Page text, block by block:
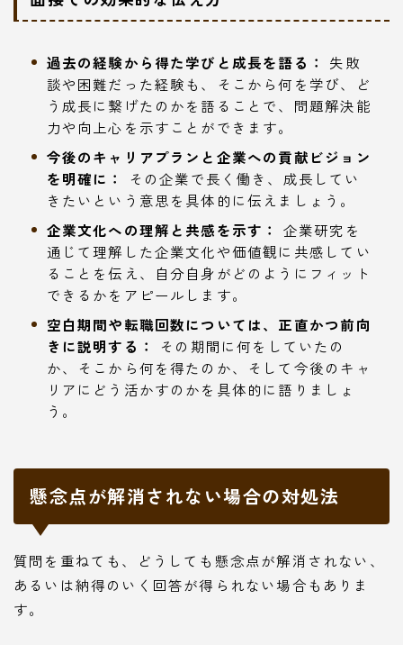
過去の経験から得た学びと成長を語る：
失敗
談や困難だった経験も、そこから何を学び、ど
う成長に繋げたのかを語ることで、問題解決能
力や向上心を示すことができます。
今後のキャリアプランと企業への貢献ビジョン
を明確に：
その企業で長く働き、成長してい
きたいという意思を具体的に伝えましょう。
企業文化への理解と共感を示す：
企業研究を
通じて理解した企業文化や価値観に共感してい
ることを伝え、自分自身がどのようにフィット
できるかをアピールします。
空白期間や転職回数については、正直かつ前向
きに説明する：
その期間に何をしていたの
か、そこから何を得たのか、そして今後のキャ
リアにどう活かすのかを具体的に語りましょ
う。
懸念点が解消されない場合の対処法
質問を重ねても、どうしても懸念点が解消されない、
あるいは納得のいく回答が得られない場合もありま
す。